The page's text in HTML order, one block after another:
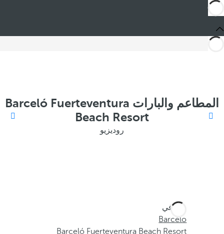
المطاعم والبارات Barceló Fuerteventura
Beach Resort
روديزيو
أنت في
Barceló
Barceló Fuerteventura Beach Resort